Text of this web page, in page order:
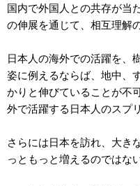
国内で外国人との共存が当
の伸展を通じて、相互理解
日本人の海外での活躍を、
姿に例えるならば、地中、
かりと伸びていることが不
外で活躍する日本人のスプ
さらには日本を訪れ、大き
っともっと増えるのではな